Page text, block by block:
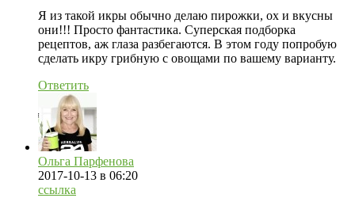
Я из такой икры обычно делаю пирожки, ох и вкусны
они!!! Просто фантастика. Суперская подборка
рецептов, аж глаза разбегаются. В этом году попробую
сделать икру грибную с овощами по вашему варианту.
Ответить
Ольга Парфенова
2017-10-13 в 06:20
ссылка